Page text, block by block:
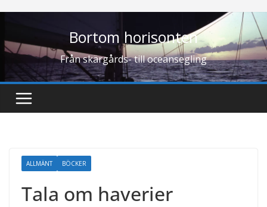
innehåll
Bortom horisonten
Från skärgårds- till oceansegling
ALLMÄNT BÖCKER
Tala om haverier